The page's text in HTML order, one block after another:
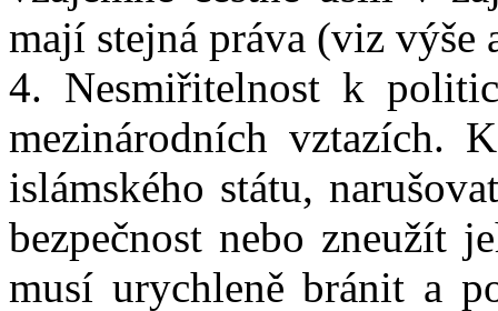
mají stejná práva (viz výše
4. Nesmiřitelnost k
mezinárodních vztazích.
islámského státu,
bezpečnost nebo zneužít
musí urychleně bránit a